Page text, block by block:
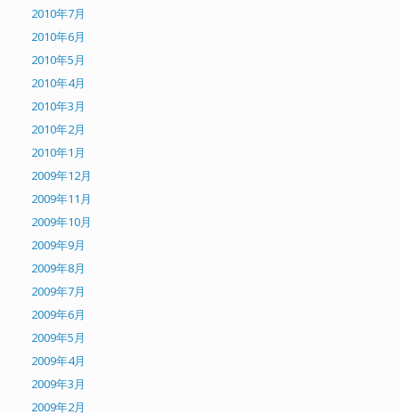
2010年7月
2010年6月
2010年5月
2010年4月
2010年3月
2010年2月
2010年1月
2009年12月
2009年11月
2009年10月
2009年9月
2009年8月
2009年7月
2009年6月
2009年5月
2009年4月
2009年3月
2009年2月